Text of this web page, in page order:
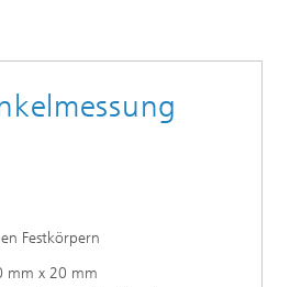
Festkörpern
mm x 20 mm